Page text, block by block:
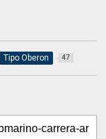
Tipo Oberon 47